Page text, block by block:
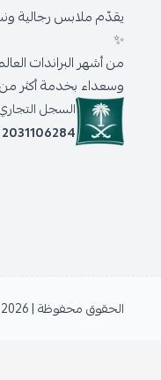
يقدّم ملابس رجالية
✨
من أشهر البراندات
وسعداء بخدمة أكثر من 300,000 عميل حول المملكة.
السجل
2031106284
الحقوق محفوظة | 2026